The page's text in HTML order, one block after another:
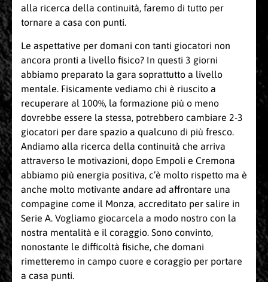
alla ricerca della continuità, faremo di tutto per
tornare a casa con punti.
Le aspettative per domani con tanti giocatori non
ancora pronti a livello fisico? In questi 3 giorni
abbiamo preparato la gara soprattutto a livello
mentale. Fisicamente vediamo chi è riuscito a
recuperare al 100%, la formazione più o meno
dovrebbe essere la stessa, potrebbero cambiare 2-3
giocatori per dare spazio a qualcuno di più fresco.
Andiamo alla ricerca della continuità che arriva
attraverso le motivazioni, dopo Empoli e Cremona
abbiamo più energia positiva, c’è molto rispetto ma è
anche molto motivante andare ad affrontare una
compagine come il Monza, accreditato per salire in
Serie A. Vogliamo giocarcela a modo nostro con la
nostra mentalità e il coraggio. Sono convinto,
nonostante le difficoltà fisiche, che domani
rimetteremo in campo cuore e coraggio per portare
a casa punti.